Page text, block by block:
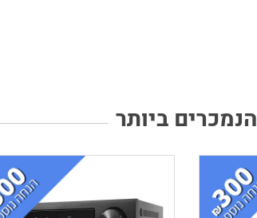
הנמכרים ביותר